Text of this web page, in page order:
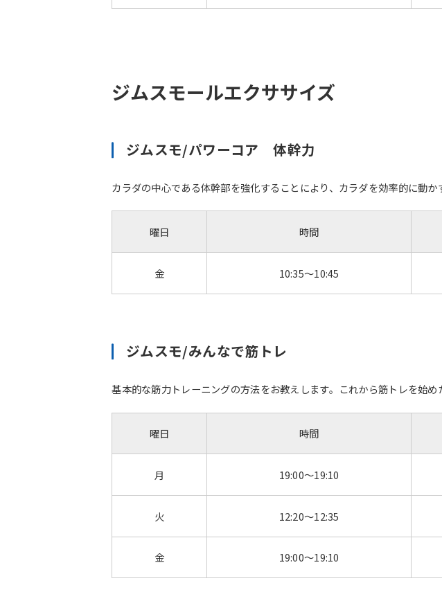
ジムスモールエクササイズ
ジムスモ/パワーコア 体幹力
カラダの中心である体幹部を強化することにより、カラダを効率的に動
曜日
金
時間
10:35～10:45
ジムスモ/みんなで筋トレ
基本的な筋力トレーニングの方法をお教えします。これから筋トレを始め
曜日
月
時間
19:00～19:10
火 12:20～12:35
金 19:00～19:10
For
Central
automatic